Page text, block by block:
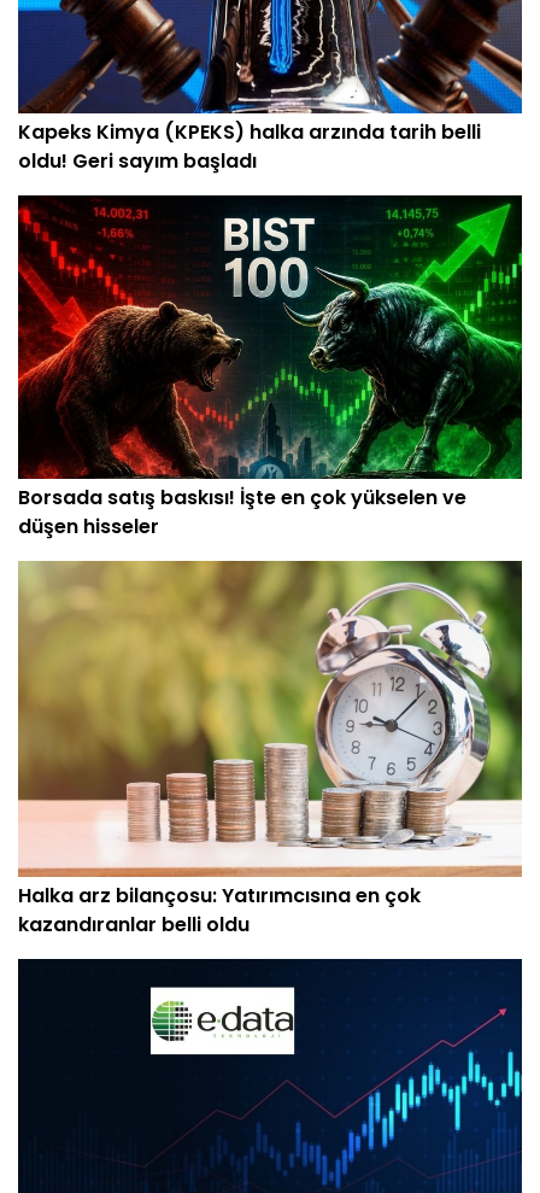
Kapeks Kimya (KPEKS) halka arzında tarih belli
oldu! Geri sayım başladı
Borsada satış baskısı! İşte en çok yükselen ve
düşen hisseler
Halka arz bilançosu: Yatırımcısına en çok
kazandıranlar belli oldu